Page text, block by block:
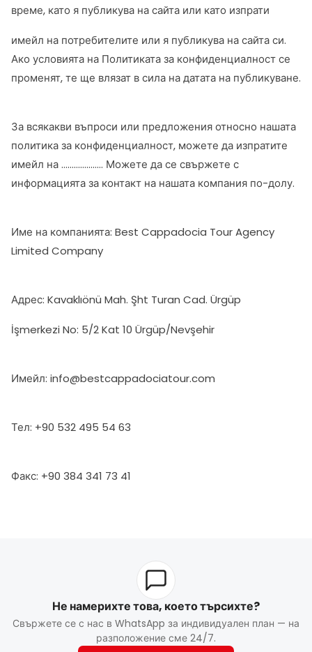
време, като я публикува на сайта или като изпрати
имейл на потребителите или я публикува на сайта си.
Ако условията на Политиката за конфиденциалност се
променят, те ще влязат в сила на датата на публикуване.
За всякакви въпроси или предложения относно нашата
политика за конфиденциалност, можете да изпратите
имейл на ……………….. Можете да се свържете с
информацията за контакт на нашата компания по-долу.
Име на компанията: Best Cappadocia Tour Agency
Limited Company
Адрес: Kavaklıönü Mah. Şht Turan Cad. Ürgüp
İşmerkezi No: 5/2 Kat 10 Ürgüp/Nevşehir
Имейл: info@bestcappadociatour.com
Тел: +90 532 495 54 63
Факс: +90 384 341 73 41
Не намерихте това, което търсихте?
Свържете се с нас в WhatsApp за индивидуален план — на
разположение сме 24/7.